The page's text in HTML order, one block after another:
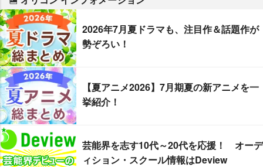
2026年7月夏ドラマも、注目作＆話題作が
勢ぞろい！
【夏アニメ2026】7月期夏の新アニメを一
挙紹介！
芸能界を志す10代～20代を応援！ オーデ
ィション・スクール情報はDeview